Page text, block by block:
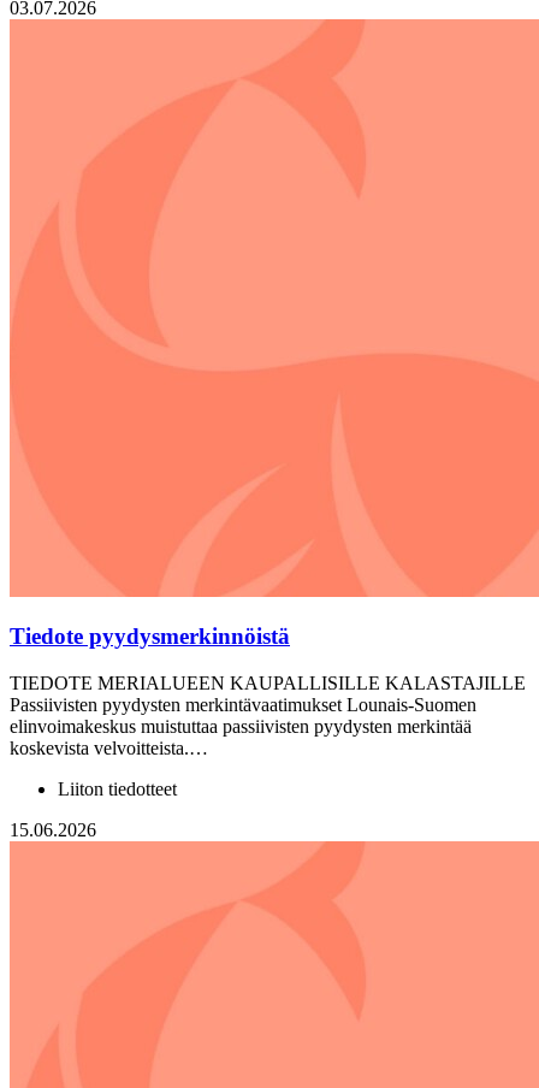
03.07.2026
Tiedote pyydysmerkinnöistä
TIEDOTE MERIALUEEN KAUPALLISILLE KALASTAJILLE
Passiivisten pyydysten merkintävaatimukset Lounais-Suomen
elinvoimakeskus muistuttaa passiivisten pyydysten merkintää
koskevista velvoitteista.…
Liiton tiedotteet
15.06.2026